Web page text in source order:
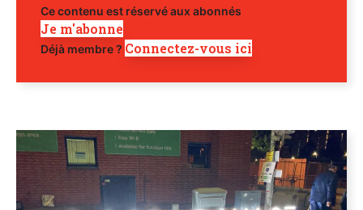
Ce contenu est réservé aux abonnés
Je m'abonne
Déjà membre ? Connectez-vous ici